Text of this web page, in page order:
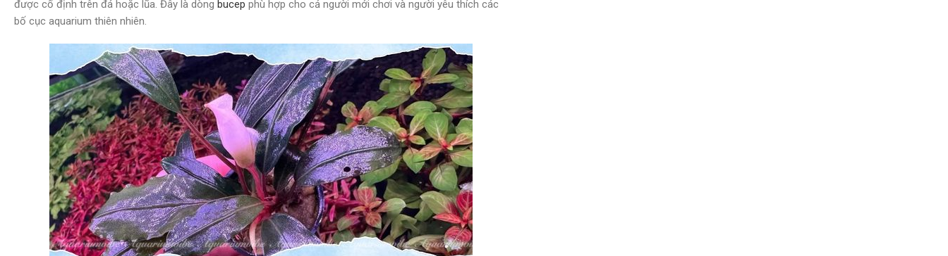
được cố định trên đá hoặc lũa. Đây là dòng bucep phù hợp cho cả người mới chơi và người yêu thích các
bố cục aquarium thiên nhiên.